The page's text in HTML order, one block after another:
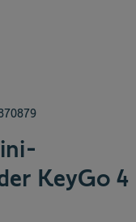
KeyGo 4